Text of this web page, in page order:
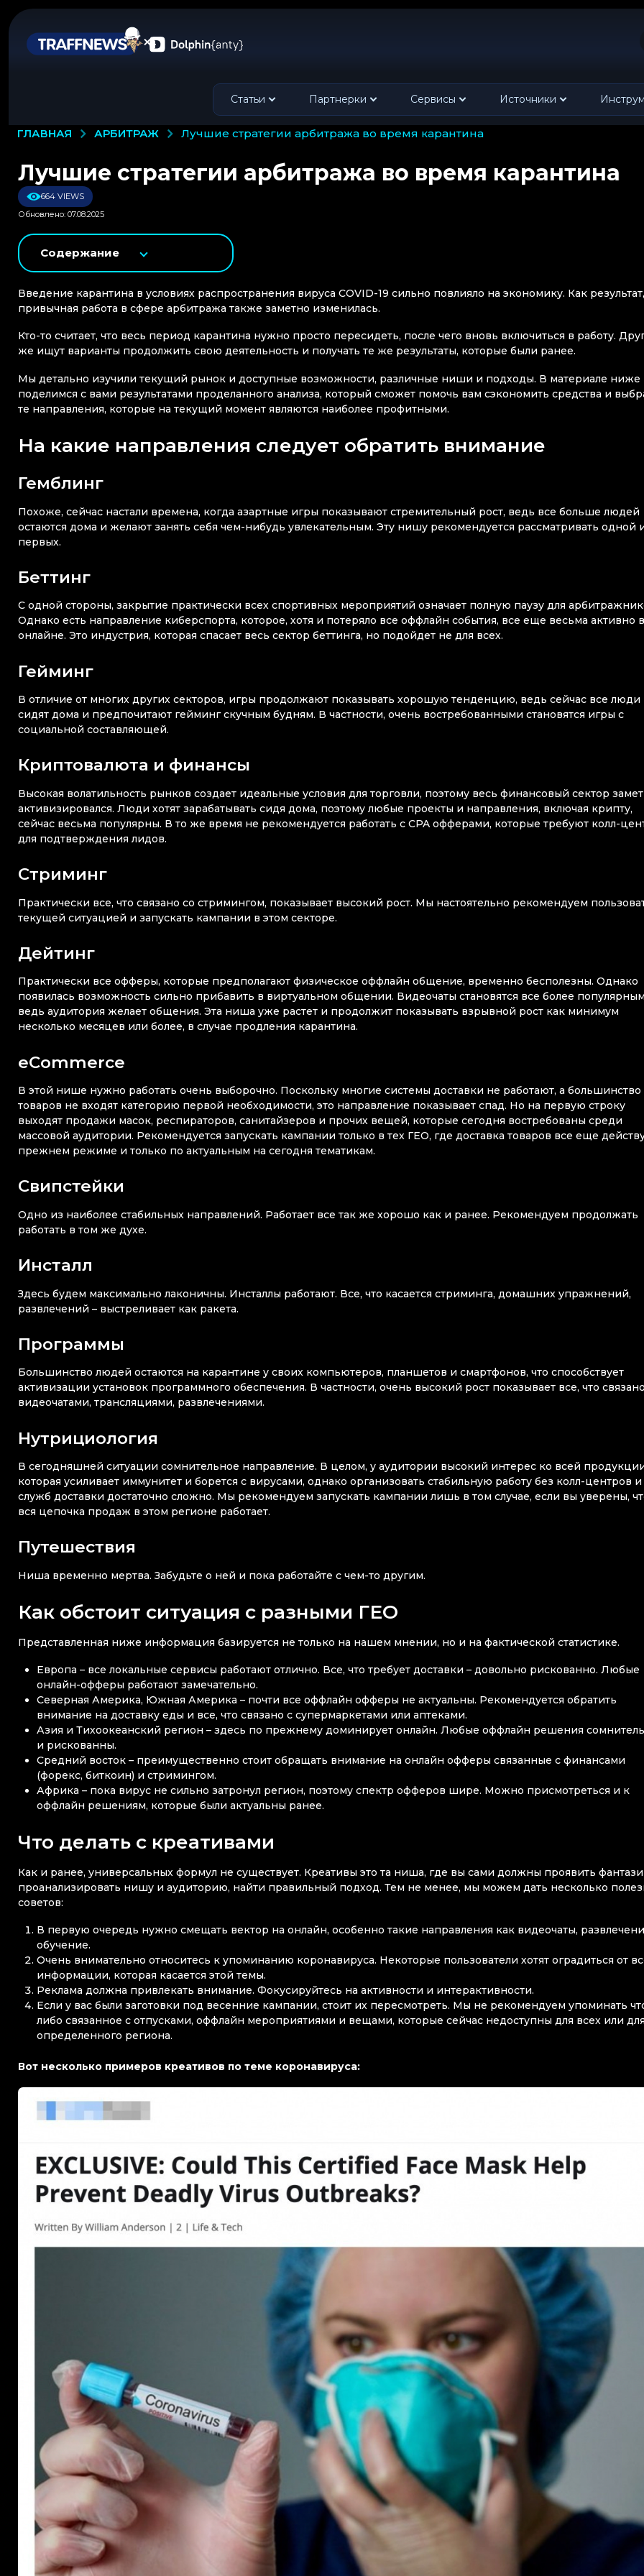
Статьи Партнерки Сервисы Источники
ГЛАВНАЯ АРБИТРАЖ лучшие стратегии арбитража во время карантина
Лучшие стратегии арбитража во время карантина
664 VIEWS
Обновлено: 07.08.2025
Содержание
Введение карантина в условиях распространения вируса COVID-19 сильно повлияло на экономику. Как результат,
привычная работа в сфере арбитража также заметно изменилась.
Кто-то считает, что весь период карантина нужно просто пересидеть, после чего вновь включиться в работу.
же ищут варианты продолжить свою деятельность и получать те же результаты, которые были ранее.
Мы детально изучили текущий рынок и доступные возможности, различные ниши и подходы. В материале ниже
поделимся с вами результатами проделанного анализа, который сможет помочь вам сэкономить средства и
те направления, которые на текущий момент являются наиболее профитными.
На какие направления следует обратить внимание
Гемблинг
Похоже, сейчас настали времена, когда азартные игры показывают стремительный рост, ведь все больше людей
остаются дома и желают занять себя чем-нибудь увлекательным. Эту нишу рекомендуется рассматривать одной
первых.
Беттинг
С одной стороны, закрытие практически всех спортивных мероприятий означает полную паузу для
Однако есть направление киберспорта, которое, хотя и потеряло все оффлайн события, все еще весьма активно в
онлайне. Это индустрия, которая спасает весь сектор беттинга, но подойдет не для всех.
Гейминг
В отличие от многих других секторов, игры продолжают показывать хорошую тенденцию, ведь сейчас все люди
сидят дома и предпочитают гейминг скучным будням. В частности, очень востребованными становятся игры с
социальной составляющей.
Криптовалюта и финансы
Высокая волатильность рынков создает идеальные условия для торговли, поэтому весь финансовый сектор
активизировался. Люди хотят зарабатывать сидя дома, поэтому любые проекты и направления, включая крипту,
сейчас весьма популярны. В то же время не рекомендуется работать с CPA офферами, которые требуют колл-
для подтверждения лидов.
Стриминг
Практически все, что связано со стримингом, показывает высокий рост. Мы настоятельно рекомендуем
текущей ситуацией и запускать кампании в этом секторе.
Дейтинг
Практически все офферы, которые предполагают физическое оффлайн общение, временно бесполезны. Однако
появилась возможность сильно прибавить в виртуальном общении. Видеочаты становятся все более
ведь аудитория желает общения. Эта ниша уже растет и продолжит показывать взрывной рост как минимум
несколько месяцев или более, в случае продления карантина.
eCommerce
В этой нише нужно работать очень выборочно. Поскольку многие системы доставки не работают, а большинство
товаров не входят категорию первой необходимости, это направление показывает спад. Но на первую строку
выходят продажи масок, респираторов, санитайзеров и прочих вещей, которые сегодня востребованы среди
массовой аудитории. Рекомендуется запускать кампании только в тех ГЕО, где доставка товаров все еще
прежнем режиме и только по актуальным на сегодня тематикам.
Свипстейки
Одно из наиболее стабильных направлений. Работает все так же хорошо как и ранее. Рекомендуем продолжать
работать в том же духе.
Инсталл
Здесь будем максимально лаконичны. Инсталлы работают. Все, что касается стриминга, домашних упражнений,
развлечений – выстреливает как ракета.
Программы
Большинство людей остаются на карантине у своих компьютеров, планшетов и смартфонов, что способствует
активизации установок программного обеспечения. В частности, очень высокий рост показывает все, что
видеочатами, трансляциями, развлечениями.
Нутрициология
В сегодняшней ситуации сомнительное направление. В целом, у аудитории высокий интерес ко всей
которая усиливает иммунитет и борется с вирусами, однако организовать стабильную работу без колл-центров и
служб доставки достаточно сложно. Мы рекомендуем запускать кампании лишь в том случае, если вы уверены,
вся цепочка продаж в этом регионе работает.
Путешествия
Ниша временно мертва. Забудьте о ней и пока работайте с чем-то другим.
Как обстоит ситуация с разными ГЕО
Представленная ниже информация базируется не только на нашем мнении, но и на фактической статистике.
Европа – все локальные сервисы работают отлично. Все, что требует доставки – довольно рискованно. Любые
онлайн-офферы работают замечательно.
Северная Америка, Южная Америка – почти все оффлайн офферы не актуальны. Рекомендуется обратить
внимание на доставку еды и все, что связано с супермаркетами или аптеками.
Азия и Тихоокеанский регион – здесь по прежнему доминирует онлайн. Любые оффлайн решения
и рискованны.
Средний восток – преимущественно стоит обращать внимание на онлайн офферы связанные с финансами
(форекс, биткоин) и стримингом.
Африка – пока вирус не сильно затронул регион, поэтому спектр офферов шире. Можно присмотреться и к
оффлайн решениям, которые были актуальны ранее.
Что делать с креативами
Как и ранее, универсальных формул не существует. Креативы это та ниша, где вы сами должны проявить
проанализировать нишу и аудиторию, найти правильный подход. Тем не менее, мы можем дать несколько
советов:
В первую очередь нужно смещать вектор на онлайн, особенно такие направления как видеочаты,
обучение.
Очень внимательно относитесь к упоминанию коронавируса. Некоторые пользователи хотят оградиться от
информации, которая касается этой темы.
Реклама должна привлекать внимание. Фокусируйтесь на активности и интерактивности.
Если у вас были заготовки под весенние кампании, стоит их пересмотреть. Мы не рекомендуем упоминать
либо связанное с отпусками, оффлайн мероприятиями и вещами, которые сейчас недоступны для всех или для
определенного региона.
Вот несколько примеров креативов по теме коронавируса: